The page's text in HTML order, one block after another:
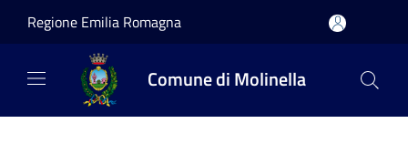
Regione Emilia Romagna
Comune di Molinella